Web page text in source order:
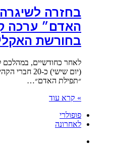
בחזרה
האדם״ ערכה
בחורשת
לאחר כחודשיים, במהלכם
(יום שישי)
״תפילת האדם״…
» קרא עוד
פופולרי
לאחרונה